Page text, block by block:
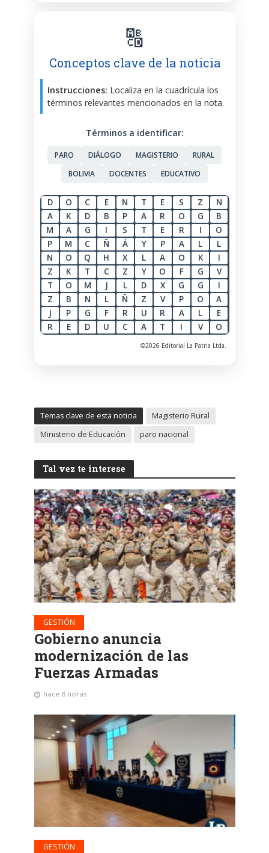
🔠
Conceptos clave de la noticia
Instrucciones: Localiza en la cuadrícula los
términos relevantes mencionados en la nota.
Términos a identificar:
PARO DIÁLOGO MAGISTERIO
RURAL
BOLIVIA
DOCENTES EDUCATIVO
D O C E N T E S Z
N
A
K D B P A R O G
B
M
A G I S T E R I
O
P
M C Ñ Á Y P A L
L
N
O Q H X L A O K
I
Z
K T C Z Y O F G
V
T
O M J L D X G G
I
Z
B N L Ñ Z V P O
A
J
P G F R U R A L
E
R
E D U C A T I V O
©2026 Editorial La Patria Ltda.
Temas clave de esta noticia
Magisterio Rural
Ministerio de Educación
paro nacional
Tal vez te interese
GESTIÓN
Gobierno anuncia
modernización de las
Fuerzas Armadas
hace 8 horas
GESTIÓN